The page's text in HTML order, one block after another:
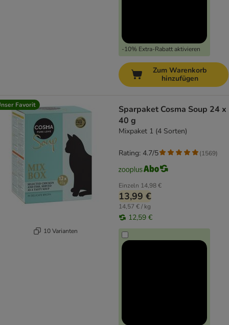
-10% Extra-Rabatt aktivieren
Zum Warenkorb
hinzufügen
Favorit
10 Varianten
Sparpaket Cosma Soup 24 x
40 g
Mixpaket 1 (4 Sorten)
Einzeln 14,98 €
13,99 €
14,57 € / kg
12,59 €
Rating: 4.7/5 (1569)